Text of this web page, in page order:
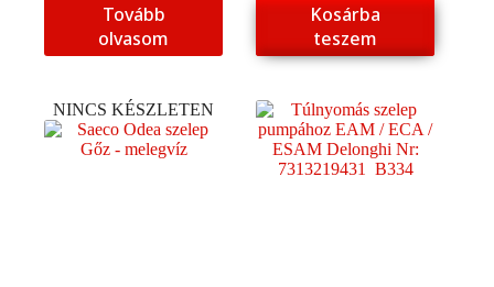
Tovább
olvasom
Kosárba
teszem
NINCS KÉSZLETEN